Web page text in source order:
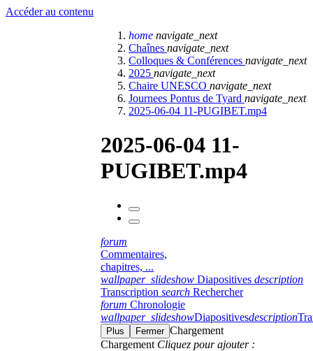
Accéder au contenu
home navigate_next
Chaînes navigate_next
Colloques & Conférences navigate_next
2025 navigate_next
Chaire UNESCO navigate_next
Journees Pontus de Tyard navigate_next
2025-06-04 11-PUGIBET.mp4
2025-06-04 11-
PUGIBET.mp4
forum
Commentaires,
chapitres, ...
wallpaper_slideshow Diapositives description
Transcription search Rechercher
forum Chronologie
wallpaper_slideshowDiapositivesdescription
Plus Fermer Chargement
Chargement Cliquez pour ajouter :